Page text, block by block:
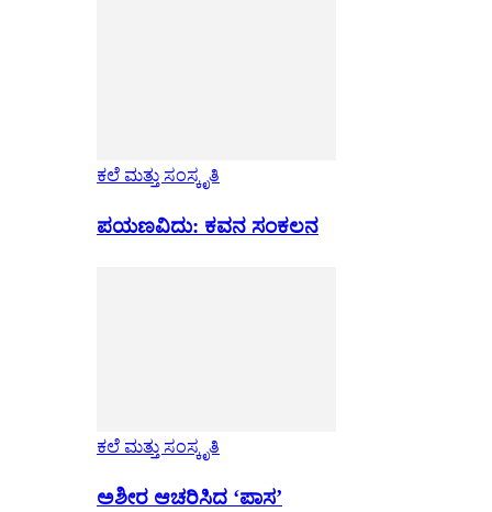
ಕಲೆ ಮತ್ತು ಸಂಸ್ಕೃತಿ
ಪಯಣವಿದು: ಕವನ ಸಂಕಲನ
ಕಲೆ ಮತ್ತು ಸಂಸ್ಕೃತಿ
ಅಶೀರ ಆಚರಿಸಿದ ‘ಪಾಸ’